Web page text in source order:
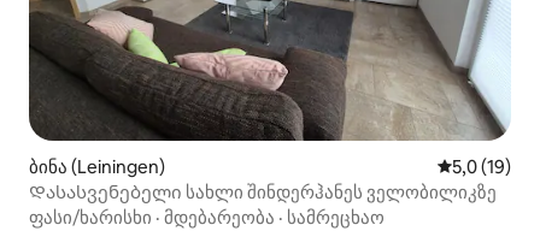
ბინა (Leiningen) საშუალო
5,0 (19)
Დასასვენებელი სახლი შინდერჰანეს ველობილიკზე
ფასი/ხარისხი · მდებარეობა · სამრეცხაო